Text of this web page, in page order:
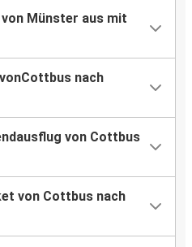
Münster aus mit
nach
von Cottbus
von Cottbus nach